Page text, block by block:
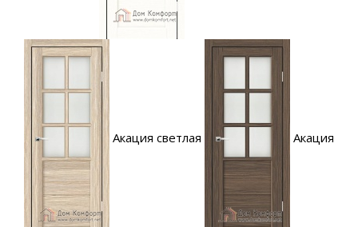
Акация светлая Акация